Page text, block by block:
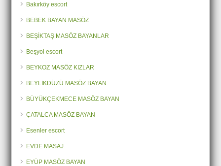
Bakırköy escort
BEBEK BAYAN MASÖZ
BEŞİKTAŞ MASÖZ BAYANLAR
Beşyol escort
BEYKOZ MASÖZ KIZLAR
BEYLİKDÜZÜ MASÖZ BAYAN
BÜYÜKÇEKMECE MASÖZ BAYAN
ÇATALCA MASÖZ BAYAN
Esenler escort
EVDE MASAJ
EYÜP MASÖZ BAYAN